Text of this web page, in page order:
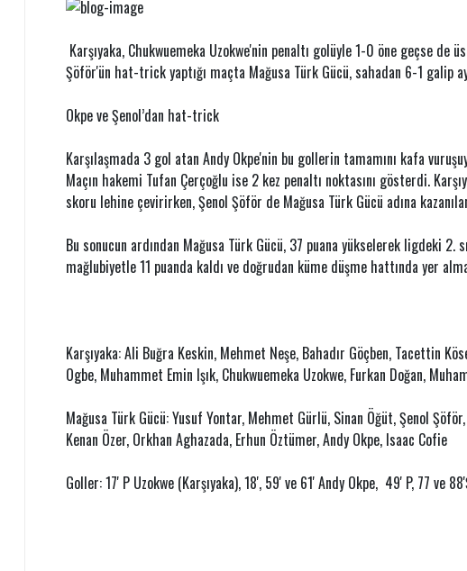
Karşıyaka, Chukwuemeka Uzokwe'nin penaltı golüyle 1-0 öne geçse de
Şöför'ün hat-trick yaptığı maçta Mağusa Türk Gücü, sahadan 6-1 galip
Okpe ve Şenol’dan hat-trick
Karşılaşmada 3 gol atan Andy Okpe'nin bu gollerin tamamını kafa
Maçın hakemi Tufan Çerçoğlu ise 2 kez penaltı noktasını gösterdi.
skoru lehine çevirirken, Şenol Şöför de Mağusa Türk Gücü adına
Bu sonucun ardından Mağusa Türk Gücü, 37 puana yükselerek ligdeki 2.
mağlubiyetle 11 puanda kaldı ve doğrudan küme düşme hattında yer
Karşıyaka: Ali Buğra Keskin, Mehmet Neşe, Bahadır Göçben, Tacettin
Ogbe, Muhammet Emin Işık, Chukwuemeka Uzokwe, Furkan Doğan,
Mağusa Türk Gücü: Yusuf Yontar, Mehmet Gürlü, Sinan Öğüt, Şenol
Kenan Özer, Orkhan Aghazada, Erhun Öztümer, Andy Okpe, Isaac Cofie
Goller: 17' P Uzokwe (Karşıyaka), 18', 59' ve 61' Andy Okpe, 49' P, 77 ve